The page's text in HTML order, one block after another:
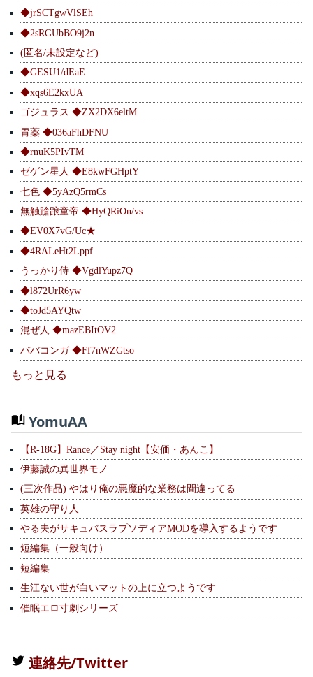
◆jrSCTgwVlSEh
◆2sRGUbBO9j2n
(匿名/未設定など)
◆GESU1/dEaE
◆xqs6E2kxUA
ゴジュラス ◆ZX2DX6eltM
胃薬 ◆036aFhDFNU
◆rnuK5PIvTM
ゼゲン星人 ◆E8kwFGHptY
七色 ◆5yAzQ5rmCs
無触蹌踉童帝 ◆HyQRiOn/vs
◆EV0X7vG/Uc★
◆4RALeHt2Lppf
うっかり侍 ◆VgdlYupz7Q
◆l872UrR6yw
◆toJd5AYQtw
混ぜ人 ◆mazEBItOV2
ババコンガ ◆Ff7nWZGtso
もっと見る
YomuAA
【R-18G】Rance／Stay night【安価・あんこ】
伊藤誠の異世界モノ
(三次作品) やはり俺の悪魔的な業務は間違ってる
英雄の守り人
やる夫がサキュバスラプソディアMODを導入するようです
短編集（一般向け）
短編集
生江ない世が白いマットの上に立つようです
催眠エロ寸劇シリーズ
連絡先/Twitter